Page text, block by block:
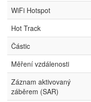
WiFi Hotspot
Hot Track
Částic
Měření vzdálenosti
Záznam aktivovaný
záběrem (SAR)